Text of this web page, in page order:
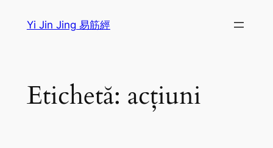
Yi Jin Jing 易筋經
Etichetă: acțiuni